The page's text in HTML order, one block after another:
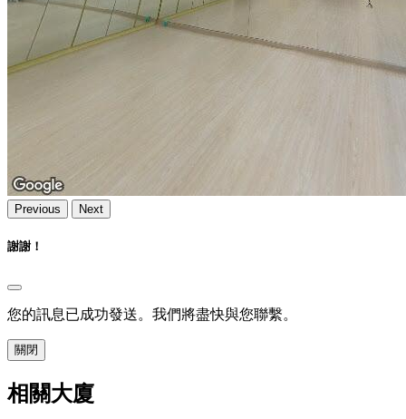
Previous Next
謝謝！
您的訊息已成功發送。我們將盡快與您聯繫。
關閉
相關大廈